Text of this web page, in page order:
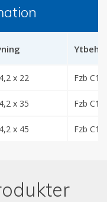
x 22 Fzb C1
x 35 Fzb C1
x 45 Fzb C1